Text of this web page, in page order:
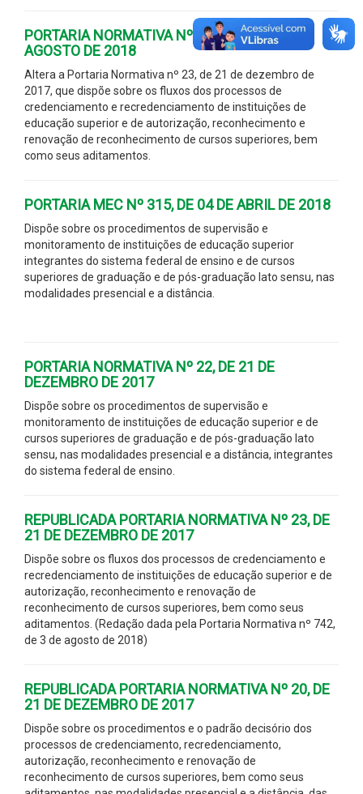
PORTARIA NORMATIVA Nº 742, DE 02 DE
AGOSTO DE 2018
Altera a Portaria Normativa nº 23, de 21 de dezembro de
2017, que dispõe sobre os fluxos dos processos de
credenciamento e recredenciamento de instituições de
educação superior e de autorização, reconhecimento e
renovação de reconhecimento de cursos superiores, bem
como seus aditamentos.
PORTARIA MEC Nº 315, DE 04 DE ABRIL DE 2018
Dispõe sobre os procedimentos de supervisão e
monitoramento de instituições de educação superior
integrantes do sistema federal de ensino e de cursos
superiores de graduação e de pós-graduação lato sensu, nas
modalidades presencial e a distância.
PORTARIA NORMATIVA Nº 22, DE 21 DE
DEZEMBRO DE 2017
Dispõe sobre os procedimentos de supervisão e
monitoramento de instituições de educação superior e de
cursos superiores de graduação e de pós-graduação lato
sensu, nas modalidades presencial e a distância, integrantes
do sistema federal de ensino.
REPUBLICADA PORTARIA NORMATIVA Nº 23, DE
21 DE DEZEMBRO DE 2017
Dispõe sobre os fluxos dos processos de credenciamento e
recredenciamento de instituições de educação superior e de
autorização, reconhecimento e renovação de
reconhecimento de cursos superiores, bem como seus
aditamentos. (Redação dada pela Portaria Normativa nº 742,
de 3 de agosto de 2018)
REPUBLICADA PORTARIA NORMATIVA Nº 20, DE
21 DE DEZEMBRO DE 2017
Dispõe sobre os procedimentos e o padrão decisório dos
processos de credenciamento, recredenciamento,
autorização, reconhecimento e renovação de
reconhecimento de cursos superiores, bem como seus